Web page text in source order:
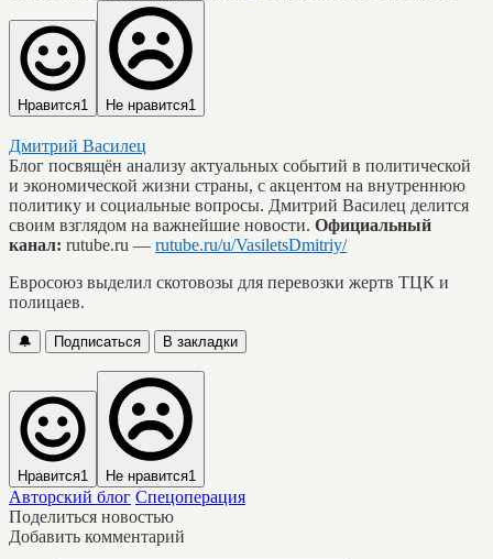
Нравится1 Не нравится1
Дмитрий Василец
Блог посвящён анализу актуальных событий в политической
и экономической жизни страны, с акцентом на внутреннюю
политику и социальные вопросы. Дмитрий Василец делится
своим взглядом на важнейшие новости. Официальный
канал: rutube.ru — rutube.ru/u/VasiletsDmitriy/
Евросоюз выделил скотовозы для перевозки жертв ТЦК и
полицаев.
🔔 Подписаться В закладки
Нравится1 Не нравится1
Авторский блог Спецоперация
Поделиться новостью
Добавить комментарий